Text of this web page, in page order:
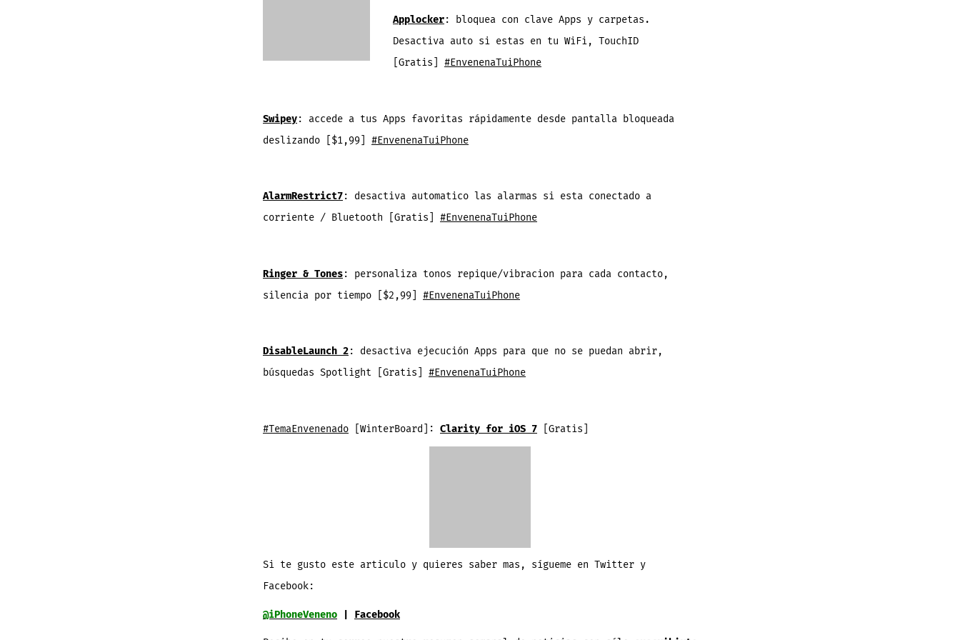
Applocker: bloquea con clave Apps y carpetas.
Desactiva auto si estas en tu WiFi, TouchID
[Gratis] #EnvenenaTuiPhone
Swipey: accede a tus Apps favoritas rápidamente desde pantalla bloqueada
deslizando [$1,99] #EnvenenaTuiPhone
AlarmRestrict7: desactiva automatico las alarmas si esta conectado a
corriente / Bluetooth [Gratis] #EnvenenaTuiPhone
Ringer & Tones: personaliza tonos repique/vibracion para cada contacto,
silencia por tiempo [$2,99] #EnvenenaTuiPhone
DisableLaunch 2: desactiva ejecución Apps para que no se puedan abrir,
búsquedas Spotlight [Gratis] #EnvenenaTuiPhone
#TemaEnvenenado [WinterBoard]: Clarity for iOS 7 [Gratis]
Si te gusto este articulo y quieres saber mas, sígueme en Twitter y
Facebook:
@iPhoneVeneno Facebook